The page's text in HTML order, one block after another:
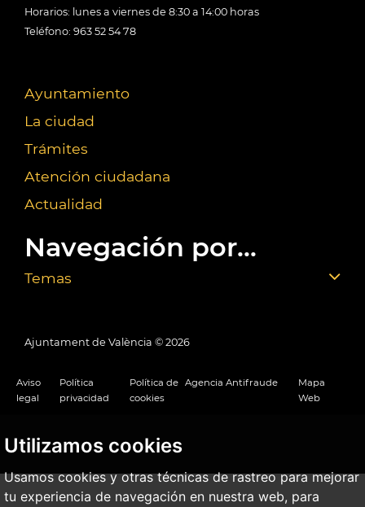
Utilizamos cookies
Usamos cookies y otras técnicas de rastreo para mejorar
tu experiencia de navegación en nuestra web, para
Horarios: lunes a viernes de 8:30 a 14:00 horas
Teléfono: 963 52 54 78
Ayuntamiento
La ciudad
Trámites
Atención ciudadana
Actualidad
Navegación por...
Temas
Ajuntament de València © 2026
Aviso
legal
Política
privacidad
Política de
cookies
Agencia Antifraude
Mapa
Web